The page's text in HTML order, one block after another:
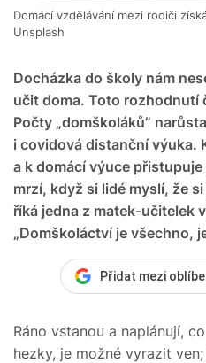
Docházka do školy nám
učit doma. Toto rozhodnutí
Počty „domškoláků”
i covidová distanční výuka.
a k domácí výuce přistupuje
mrzí, když si lidé myslí, že
říká jedna z matek-učitelek
„Domškoláctví je všechno,
Domácí vzdělávání mezi rodiči
Unsplash
Přidat mezi
Ráno vstanou a naplánují,
hezky, je možné vyrazit